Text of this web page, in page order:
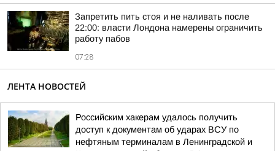
Запретить пить стоя и не наливать после
22:00: власти Лондона намерены ограничить
работу пабов
07:28
ЛЕНТА НОВОСТЕЙ
Российским хакерам удалось получить
доступ к документам об ударах ВСУ по
нефтяным терминалам в Ленинградской и